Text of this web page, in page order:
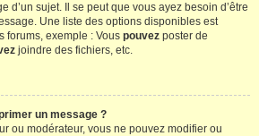
d’un sujet. Il se peut que vous ayez besoin d’être
Une liste des options disponibles est
forums, exemple : Vous pouvez poster de
joindre des fichiers, etc.
un message ?
ou modérateur, vous ne pouvez modifier ou